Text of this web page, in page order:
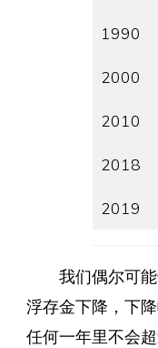
1990
2000
2010
2018
2019
我们偶尔可能
浮存金下降，下
任何一年里不会